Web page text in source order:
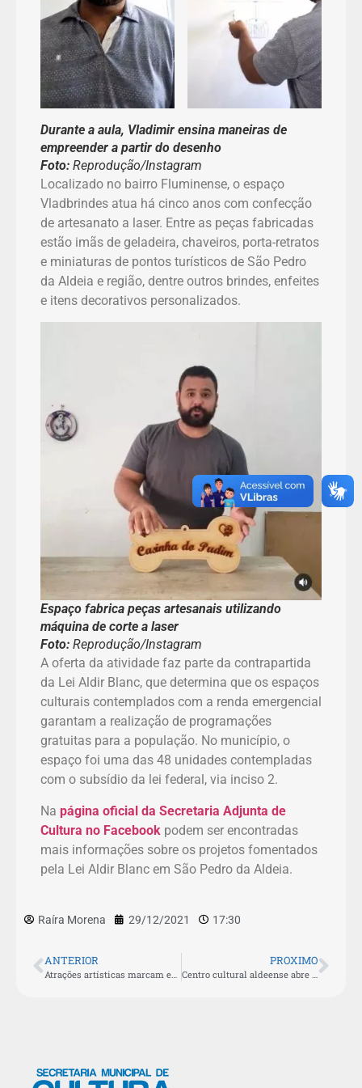
Durante a aula, Vladimir ensina maneiras de
empreender a partir do desenho
Foto: Reprodução/Instagram
Localizado no bairro Fluminense, o espaço
Vladbrindes atua há cinco anos com confecção
de artesanato a laser. Entre as peças fabricadas
estão imãs de geladeira, chaveiros, porta-retratos
e miniaturas de pontos turísticos de São Pedro
da Aldeia e região, dentre outros brindes, enfeites
e itens decorativos personalizados.
Espaço fabrica peças artesanais utilizando
máquina de corte a laser
Foto: Reprodução/Instagram
A oferta da atividade faz parte da contrapartida
da Lei Aldir Blanc, que determina que os espaços
culturais contemplados com a renda emergencial
garantam a realização de programações
gratuitas para a população. No município, o
espaço foi uma das 48 unidades contempladas
com o subsídio da lei federal, via inciso 2.
Na página oficial da Secretaria Adjunta de
Cultura no Facebook podem ser encontradas
mais informações sobre os projetos fomentados
pela Lei Aldir Blanc em São Pedro da Aldeia.
Raíra Morena 29/12/2021 17:30
ANTERIOR PROXIMO